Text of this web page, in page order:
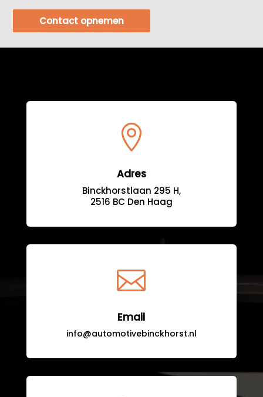
Contact opnemen

Adres
Binckhorstlaan 295 H,
2516 BC Den Haag

Email
info@automotivebinckhorst.nl